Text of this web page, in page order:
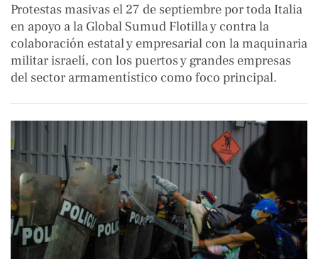
Protestas masivas el 27 de septiembre por toda Italia
en apoyo a la Global Sumud Flotilla y contra la
colaboración estatal y empresarial con la maquinaria
militar israelí, con los puertos y grandes empresas
del sector armamentístico como foco principal.